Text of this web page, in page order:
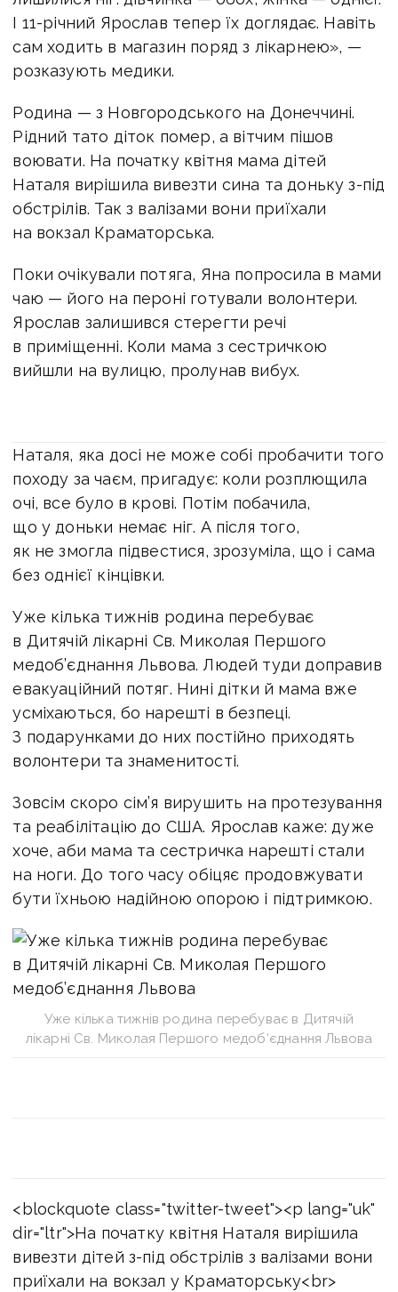
І 11-річний Ярослав тепер їх доглядає. Навіть
сам ходить в магазин поряд з лікарнею», —
розказують медики.
Родина — з Новгородського на Донеччині.
Рідний тато діток помер, а вітчим пішов
воювати. На початку квітня мама дітей
Наталя вирішила вивезти сина та доньку з-під
обстрілів. Так з валізами вони приїхали
на вокзал Краматорська.
Поки очікували потяга, Яна попросила в мами
чаю — його на пероні готували волонтери.
Ярослав залишився стерегти речі
в приміщенні. Коли мама з сестричкою
вийшли на вулицю, пролунав вибух.
Наталя, яка досі не може собі пробачити того
походу за чаєм, пригадує: коли розплющила
очі, все було в крові. Потім побачила,
що у доньки немає ніг. А після того,
як не змогла підвестися, зрозуміла, що і сама
без однієї кінцівки.
Уже кілька тижнів родина перебуває
в Дитячій лікарні Св. Миколая Першого
медоб’єднання Львова. Людей туди доправив
евакуаційний потяг. Нині дітки й мама вже
усміхаються, бо нарешті в безпеці.
З подарунками до них постійно приходять
волонтери та знаменитості.
Зовсім скоро сім’я вирушить на протезування
та реабілітацію до США. Ярослав каже: дуже
хоче, аби мама та сестричка нарешті стали
на ноги. До того часу обіцяє продовжувати
бути їхньою надійною опорою і підтримкою.
Уже кілька тижнів родина перебуває в Дитячій
лікарні Св. Миколая Першого медоб’єднання Львова
<blockquote class="twitter-tweet"><p lang="uk"
dir="ltr">На початку квітня Наталя вирішила
вивезти дітей з-під обстрілів з валізами вони
приїхали на вокзал у Краматорську<br>